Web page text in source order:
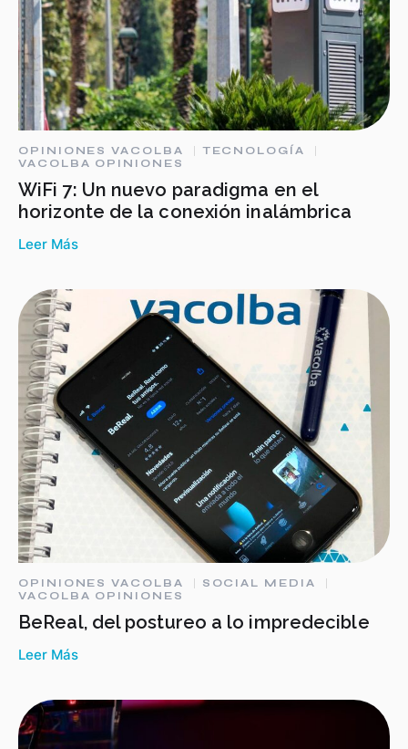
OPINIONES VACOLBA
TECNOLOGÍA
VACOLBA OPINIONES
WiFi 7: Un nuevo paradigma en el
horizonte de la conexión inalámbrica
Leer Más
OPINIONES VACOLBA
SOCIAL MEDIA
VACOLBA OPINIONES
BeReal, del postureo a lo impredecible
Leer Más